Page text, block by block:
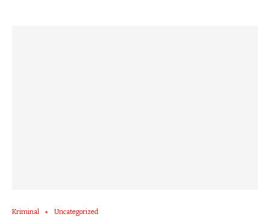
Kriminal Uncategorized